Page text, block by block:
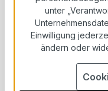
× 3 kg
Futter Shuttle
Bildergalerie
unter
Einwilligung
ändern oder